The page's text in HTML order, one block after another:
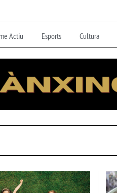
Actiu Esports Cultura